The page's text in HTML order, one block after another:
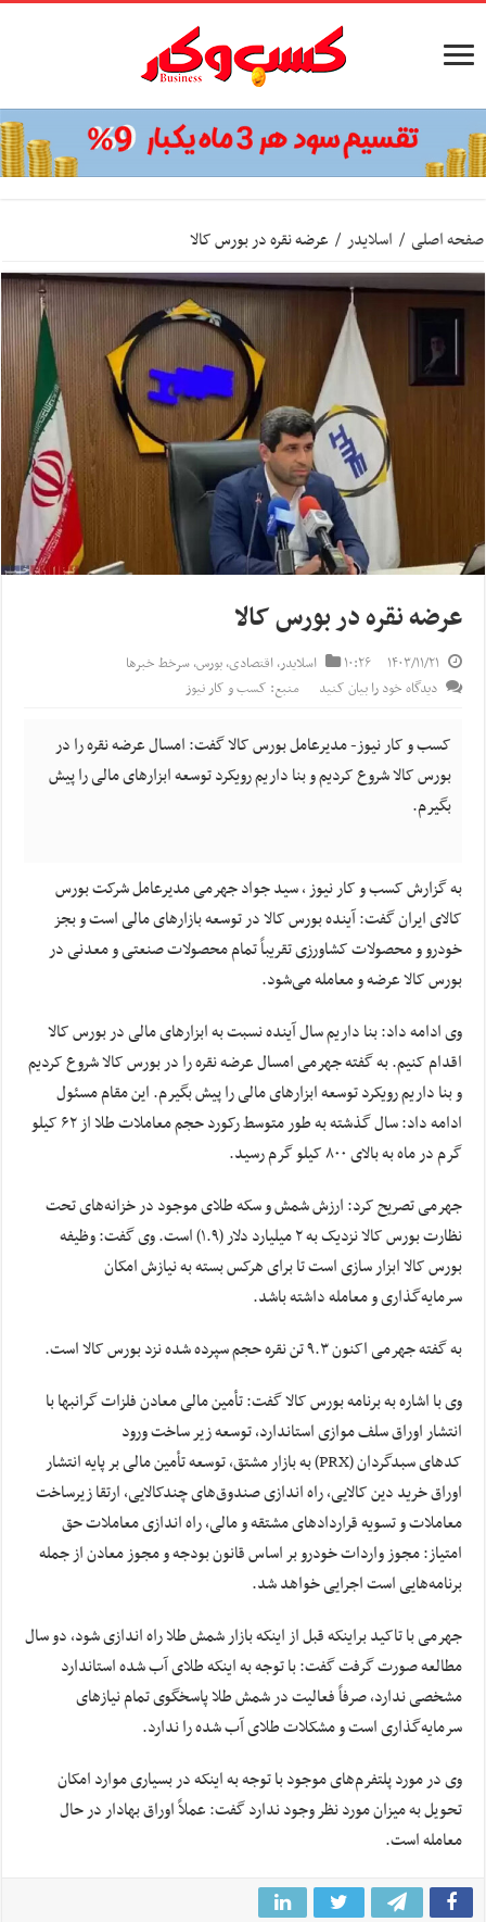
صفحه اصلی / اسلایدر / عرضه نقره در بورس کالا
عرضه نقره در بورس کالا
۱۴۰۳/۱۱/۲۱ ۱۰:۲۶ اسلایدر,اقتصادی,بورس,سرخط خبرها
دیدگاه خود را بیان کنید
منبع: کسب و کار نیوز
کسب و کار نیوز- مدیرعامل بورس کالا گفت: امسال عرضه نقره را در
بورس کالا شروع کردیم و بنا داریم رویکرد توسعه ابزارهای مالی را پیش
بگیرم.
به گزارش کسب و کار نیوز ، سید جواد جهرمی مدیرعامل شرکت بورس
کالای ایران گفت: آینده بورس کالا در توسعه بازارهای مالی است و بجز
خودرو و محصولات کشاورزی تقریباً تمام محصولات صنعتی و معدنی در
بورس کالا عرضه و معامله می‌شود.
وی ادامه داد: بنا داریم سال آینده نسبت به ابزارهای مالی در بورس کالا
اقدام کنیم. به گفته جهرمی امسال عرضه نقره را در بورس کالا شروع کردیم
و بنا داریم رویکرد توسعه ابزارهای مالی را پیش بگیرم. این مقام مسئول
ادامه داد: سال گذشته به طور متوسط رکورد حجم معاملات طلا از ۶۲ کیلو
گرم در ماه به بالای ۸۰۰ کیلو گرم رسید.
جهرمی تصریح کرد: ارزش شمش و سکه طلای موجود در خزانه‌های تحت
نظارت بورس کالا نزدیک به ۲ میلیارد دلار (۱.۹) است. وی گفت: وظیفه
بورس کالا ابزار سازی است تا برای هرکس بسته به نیازش امکان
سرمایه‌گذاری و معامله داشته باشد.
به گفته جهرمی اکنون ۹.۳ تن نقره حجم سپرده شده نزد بورس کالا است.
وی با اشاره به برنامه بورس کالا گفت: تأمین مالی معادن فلزات گرانبها با
انتشار اوراق سلف موازی استاندارد، توسعه زیر ساخت ورود
کدهای سبدگردان (PRX) به بازار مشتق، توسعه تأمین مالی بر پایه انتشار
اوراق خرید دین کالایی، راه اندازی صندوق‌های چندکالایی، ارتقا زیرساخت
معاملات و تسویه قراردادهای مشتقه و مالی، راه اندازی معاملات حق
امتیاز: مجوز واردات خودرو بر اساس قانون بودجه و مجوز معادن از جمله
برنامه‌هایی است اجرایی خواهد شد.
جهرمی با تاکید براینکه قبل از اینکه بازار شمش طلا راه اندازی شود، دو سال
مطالعه صورت گرفت گفت: با توجه به اینکه طلای آب شده استاندارد
مشخصی ندارد، صرفاً فعالیت در شمش طلا پاسخگوی تمام نیازهای
سرمایه‌گذاری است و مشکلات طلای آب شده را ندارد.
وی در مورد پلتفرم‌های موجود با توجه به اینکه در بسیاری موارد امکان
تحویل به میزان مورد نظر وجود ندارد گفت: عملاً اوراق بهادار در حال
معامله است.